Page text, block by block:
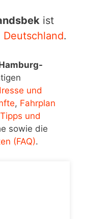
ist
Deutschland.
und
, Fahrplan
Tipps und
sowie die
(FAQ).